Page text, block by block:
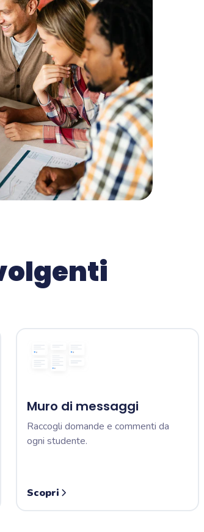
Muro di messaggi
Raccogli domande e commenti da
ogni studente.
Scopri